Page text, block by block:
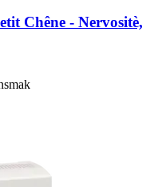
Chêne -​ Nervositè,